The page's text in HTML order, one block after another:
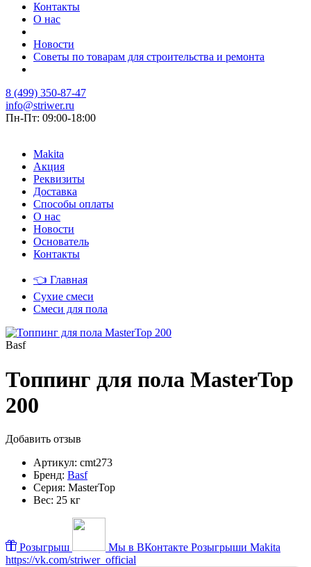
Контакты
О нас
Новости
Советы по товарам для строительства и ремонта
8 (499) 350-87-47
info@striwer.ru
Пн-Пт: 09:00-18:00
Makita
Акция
Реквизиты
Доставка
Способы оплаты
О нас
Новости
Основатель
Контакты
👈 Главная
Сухие смеси
Смеси для пола
Basf
Топпинг для пола MasterTop
200
Добавить отзыв
Артикул: cmt273
Бренд: Basf
Серия: MasterTop
Вес: 25 кг
Розыгрыш Мы в ВКонтакте Розыгрыши Makita
https://vk.com/striwer_official